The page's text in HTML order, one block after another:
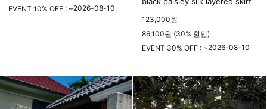
EVENT 10% OFF : ~2026-08-10
123,000원
86,100원 (30% 할인)
EVENT 30% OFF : ~2026-08-10